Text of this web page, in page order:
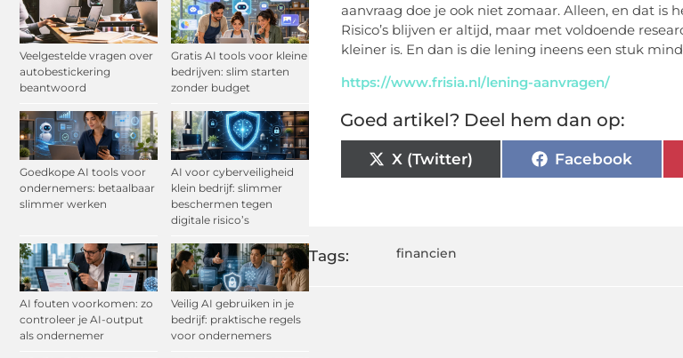
Veelgestelde vragen over
autobestickering
beantwoord
Gratis AI tools voor kleine
bedrijven: slim starten
zonder budget
Goedkope AI tools voor
ondernemers: betaalbaar
slimmer werken
AI voor cyberveiligheid
klein bedrijf: slimmer
beschermen tegen
digitale risico’s
AI fouten voorkomen: zo
controleer je AI-output
als ondernemer
Veilig AI gebruiken in je
bedrijf: praktische regels
voor ondernemers
aanvraag doe je ook niet zomaar. Alleen, en dat is
Risico’s blijven er altijd, maar met voldoende
kleiner is. En dan is die lening ineens een stuk
https://www.frisia.nl/lening-aanvragen/
Goed artikel? Deel hem dan op:
X (Twitter) Facebook
Tags: financien